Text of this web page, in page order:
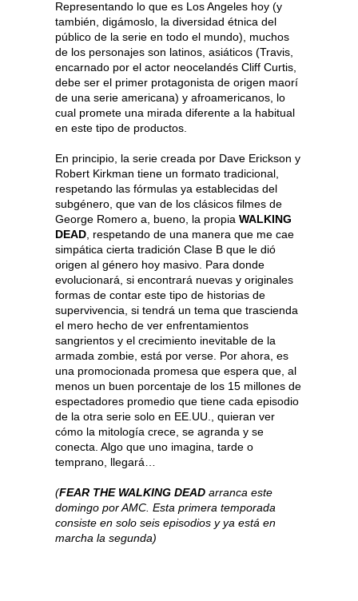
Representando lo que es Los Angeles hoy (y
también, digámoslo, la diversidad étnica del
público de la serie en todo el mundo), muchos
de los personajes son latinos, asiáticos (Travis,
encarnado por el actor neocelandés Cliff Curtis,
debe ser el primer protagonista de origen maorí
de una serie americana) y afroamericanos, lo
cual promete una mirada diferente a la habitual
en este tipo de productos.
En principio, la serie creada por Dave Erickson y
Robert Kirkman tiene un formato tradicional,
respetando las fórmulas ya establecidas del
subgénero, que van de los clásicos filmes de
George Romero a, bueno, la propia WALKING
DEAD, respetando de una manera que me cae
simpática cierta tradición Clase B que le dió
origen al género hoy masivo. Para donde
evolucionará, si encontrará nuevas y originales
formas de contar este tipo de historias de
supervivencia, si tendrá un tema que trascienda
el mero hecho de ver enfrentamientos
sangrientos y el crecimiento inevitable de la
armada zombie, está por verse. Por ahora, es
una promocionada promesa que espera que, al
menos un buen porcentaje de los 15 millones de
espectadores promedio que tiene cada episodio
de la otra serie solo en EE.UU., quieran ver
cómo la mitología crece, se agranda y se
conecta. Algo que uno imagina, tarde o
temprano, llegará…
(FEAR THE WALKING DEAD arranca este
domingo por AMC. Esta primera temporada
consiste en solo seis episodios y ya está en
marcha la segunda)